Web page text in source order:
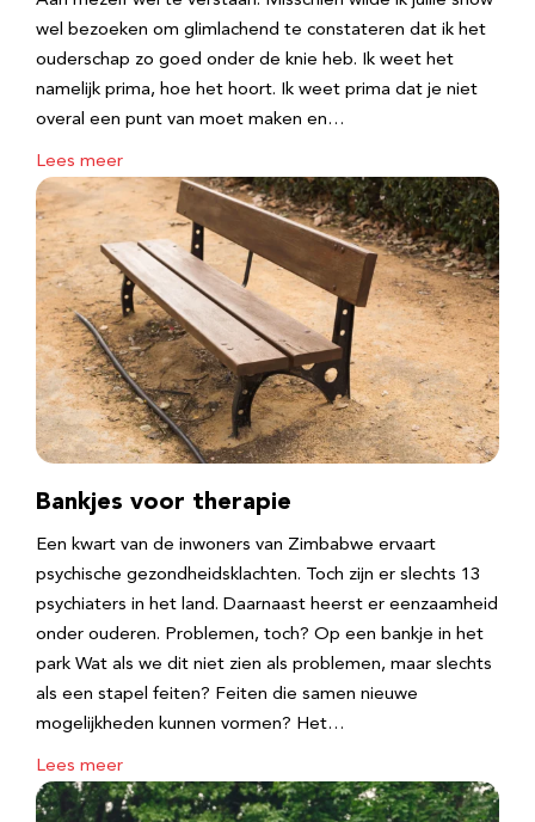
wel bezoeken om glimlachend te constateren dat ik het
ouderschap zo goed onder de knie heb. Ik weet het
namelijk prima, hoe het hoort. Ik weet prima dat je niet
overal een punt van moet maken en…
Lees meer
Bankjes voor therapie
Een kwart van de inwoners van Zimbabwe ervaart
psychische gezondheidsklachten. Toch zijn er slechts 13
psychiaters in het land. Daarnaast heerst er eenzaamheid
onder ouderen. Problemen, toch? Op een bankje in het
park Wat als we dit niet zien als problemen, maar slechts
als een stapel feiten? Feiten die samen nieuwe
mogelijkheden kunnen vormen? Het…
Lees meer